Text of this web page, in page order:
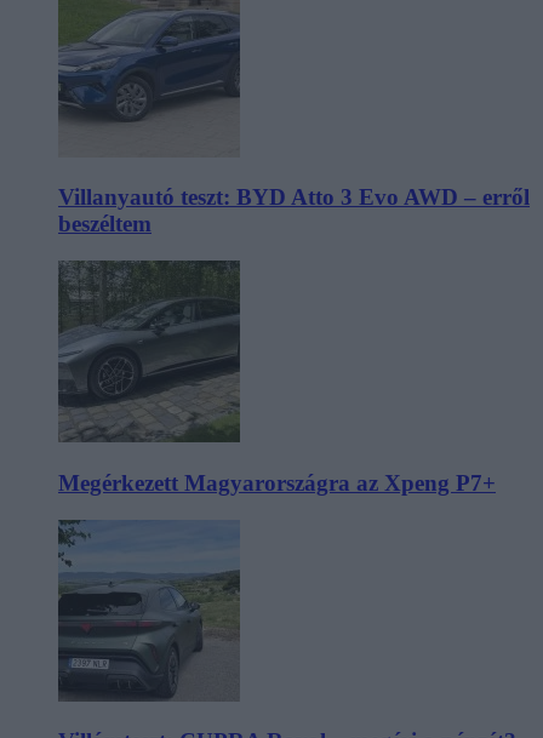
Villanyautó teszt: BYD Atto 3 Evo AWD – erről
beszéltem
Megérkezett Magyarországra az Xpeng P7+